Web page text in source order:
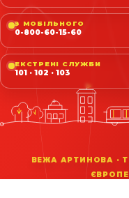
З МОБІЛЬНОГО
0-800-60-15-60
ЕКСТРЕНІ СЛУЖБИ
101 · 102 · 103